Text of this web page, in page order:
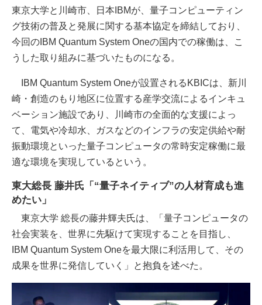
東京大学と川崎市、日本IBMが、量子コンピューティン
グ技術の普及と発展に関する基本協定を締結しており、
今回のIBM Quantum System Oneの国内での稼働は、こ
うした取り組みに基づいたものになる。
IBM Quantum System Oneが設置されるKBICは、新川
崎・創造のもり地区に位置する産学交流によるインキュ
ベーション施設であり、川崎市の全面的な支援によっ
て、電気や冷却水、ガスなどのインフラの安定供給や耐
振動環境といった量子コンピュータの常時安定稼働に最
適な環境を実現しているという。
東大総長 藤井氏「“量子ネイティブ”の人材育成も進
めたい」
東京大学 総長の藤井輝夫氏は、「量子コンピュータの
社会実装を、世界に先駆けて実現することを目指し、
IBM Quantum System Oneを最大限に利活用して、その
成果を世界に発信していく」と抱負を述べた。